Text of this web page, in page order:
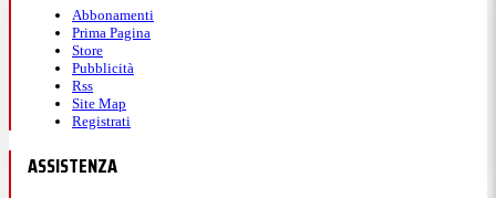
Abbonamenti
Prima Pagina
Store
Pubblicità
Rss
Site Map
Registrati
ASSISTENZA